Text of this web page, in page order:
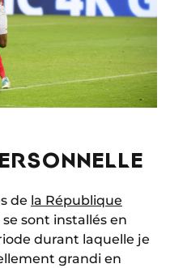
de la République
sont installés en
durant laquelle je
grandi en